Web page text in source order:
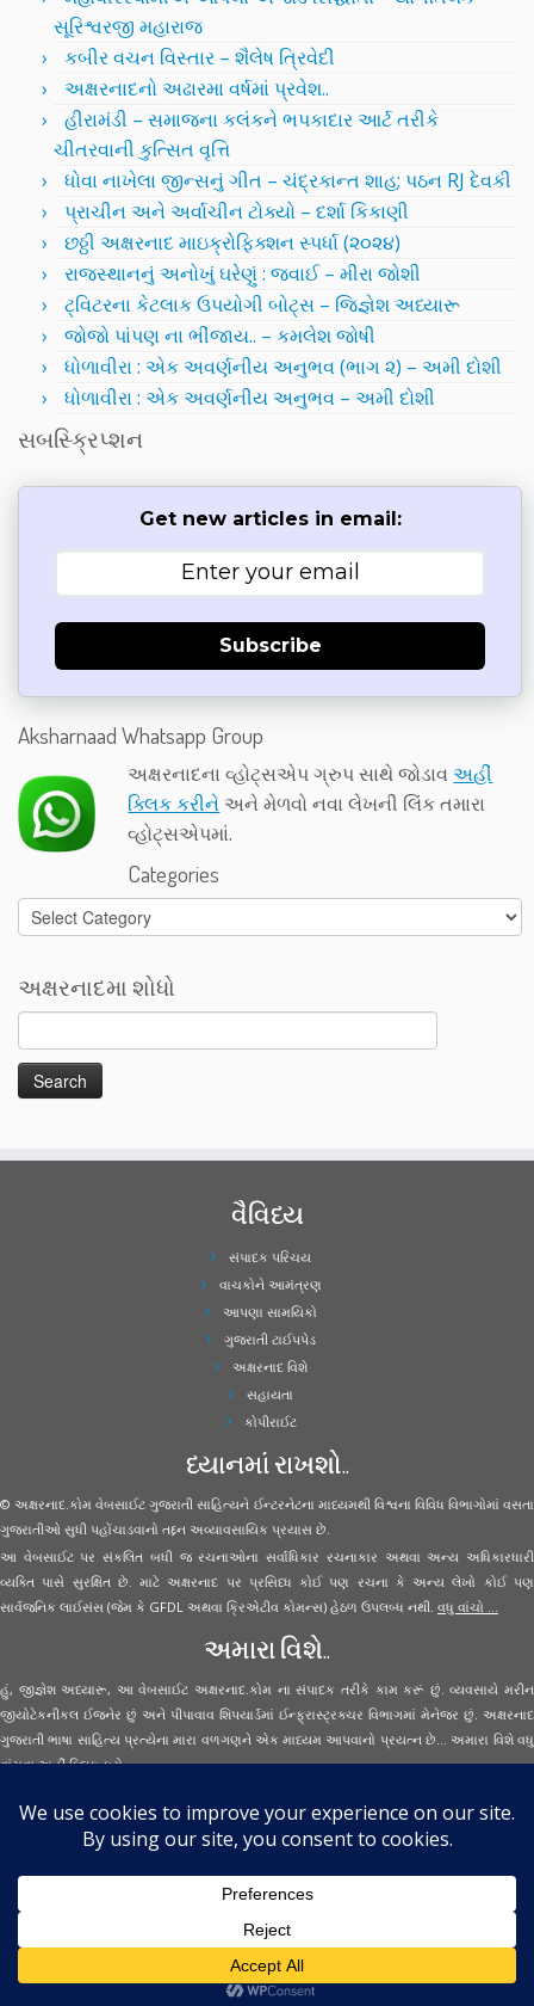
સૂરિશ્વરજી મહારાજ
કબીર વચન વિસ્તાર – શૈલેષ ત્રિવેદી
અક્ષરનાદનો અઢારમા વર્ષમાં પ્રવેશ..
હીરામંડી – સમાજના કલંકને ભપકાદાર આર્ટ તરીકે
ચીતરવાની કુત્સિત વૃત્તિ
ધોવા નાખેલા જીન્સનું ગીત – ચંદ્રકાન્ત શાહ; પઠન RJ દેવકી
પ્રાચીન અને અર્વાચીન ટોક્યો – દર્શા કિકાણી
છઠ્ઠી અક્ષરનાદ માઇક્રોફિક્શન સ્પર્ધા (૨૦૨૪)
રાજસ્થાનનું અનોખું ઘરેણું : જવાઈ – મીરા જોશી
ટ્વિટરના કેટલાક ઉપયોગી બોટ્સ – જિજ્ઞેશ અધ્યારૂ
જોજો પાંપણ ના ભીંજાય.. – કમલેશ જોષી
ધોળાવીરા : એક અવર્ણનીય અનુભવ (ભાગ ૨) – અમી દોશી
ધોળાવીરા : એક અવર્ણનીય અનુભવ – અમી દોશી
સબસ્ક્રિપ્શન
Get new articles in email:
Subscribe
Aksharnaad Whatsapp Group
અક્ષરનાદના વ્હોટ્સએપ ગ્રુપ સાથે જોડાવઅહીં
ક્લિક કરીને અને મેળવો નવા લેખની લિંક તમારા
વ્હોટ્સએપમાં.
Categories
Categories
અક્ષરનાદમા શોધો
વૈવિધ્ય
સંપાદક પરિચય
વાચકોને આમંત્રણ
આપણા સામયિકો
ગુજરાતી ટાઈપપેડ
અક્ષરનાદ વિશે
સહાયતા
કોપીરાઈટ
ધ્યાનમાં રાખશો..
© અક્ષરનાદ.કોમ વેબસાઈટ ગુજરાતી સાહિત્યને ઈન્ટરનેટના માધ્યમથી વિશ્વના વિવિધ વિભાગોમાં વસતા
ગુજરાતીઓ સુધી પહોંચાડવાનો તદ્દન અવ્યાવસાયિક પ્રયાસ છે.
આ વેબસાઈટ પર સંકલિત બધી જ રચનાઓના સર્વાધિકાર રચનાકાર અથવા અન્ય અધિકારધારી
વ્યક્તિ પાસે સુરક્ષિત છે. માટે અક્ષરનાદ પર પ્રસિધ્ધ કોઈ પણ રચના કે અન્ય લેખો કોઈ પણ
સાર્વજનિક લાઈસંસ (જેમ કે GFDL અથવા ક્રિએટીવ કોમન્સ) હેઠળ ઉપલબ્ધ નથી. વધુ વાંચો ...
અમારા વિશે..
હું, જીજ્ઞેશ અધ્યારૂ, આ વેબસાઈટ અક્ષરનાદ.કોમ ના સંપાદક તરીકે કામ કરૂં છું. વ્યવસાયે મરીન
જીયોટેકનીકલ ઈજનેર છું અને પીપાવાવ શિપયાર્ડમાં ઈન્ફ્રાસ્ટ્રક્ચર વિભાગમાં મેનેજર છું. અક્ષરનાદ
ગુજરાતી ભાષા સાહિત્ય પ્રત્યેના મારા વળગણને એક માધ્યમ આપવાનો પ્રયત્ન છે... અમારા વિશે વધુ
વાંચવાઅહીં ક્લિક કરો...
Secured Site Assurance
Aksharnaad.com
By Jignesh Adhyaru ·
· All Rights Reserved ·